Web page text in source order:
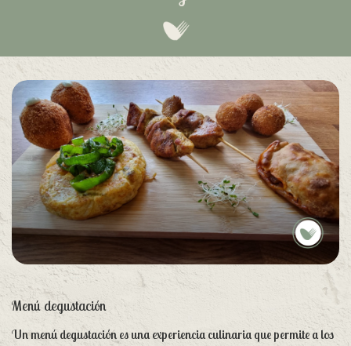
Menú degustación
Un menú degustación es una experiencia culinaria que permite a los